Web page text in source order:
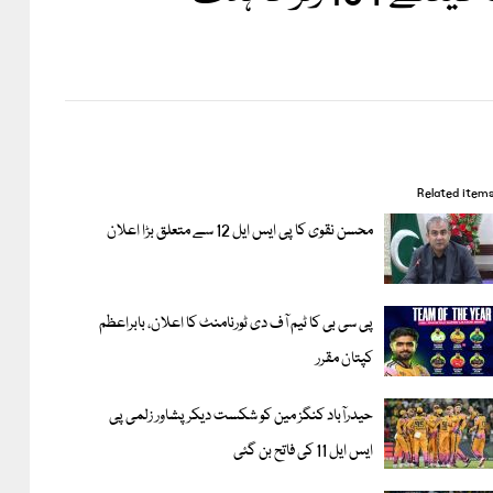
Related items
محسن نقوی کا پی ایس ایل 12 سے متعلق بڑا اعلان
پی سی بی کا ٹیم آف دی ٹورنامنٹ کا اعلان، بابراعظم
کپتان مقرر
حیدرآباد کنگز مین کو شکست دیکر پشاور زلمی پی
ایس ایل 11 کی فاتح بن گئی